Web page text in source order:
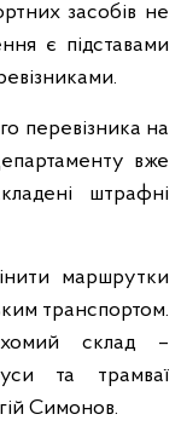
засобів не
є підставами
перевізника на
вже
штрафні
маршрутки
транспортом.
склад –
та трамваї
Симонов.